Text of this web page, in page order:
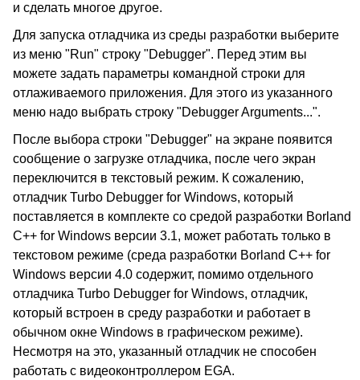
и сделать многое другое.
Для запуска отладчика из среды разработки выберите
из меню "Run" строку "Debugger". Перед этим вы
можете задать параметры командной строки для
отлаживаемого приложения. Для этого из указанного
меню надо выбрать строку "Debugger Arguments...".
После выбора строки "Debugger" на экране появится
сообщение о загрузке отладчика, после чего экран
переключится в текстовый режим. К сожалению,
отладчик Turbo Debugger for Windows, который
поставляется в комплекте со средой разработки Borland
C++ for Windows версии 3.1, может работать только в
текстовом режиме (среда разработки Borland C++ for
Windows версии 4.0 содержит, помимо отдельного
отладчика Turbo Debugger for Windows, отладчик,
который встроен в среду разработки и работает в
обычном окне Windows в графическом режиме).
Несмотря на это, указанный отладчик не способен
работать с видеоконтроллером EGA.